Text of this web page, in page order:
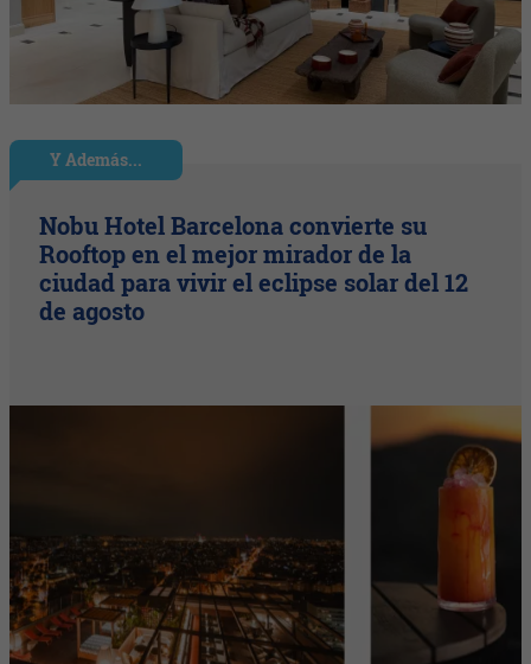
Y Además...
Nobu Hotel Barcelona convierte su
Rooftop en el mejor mirador de la
ciudad para vivir el eclipse solar del 12
de agosto